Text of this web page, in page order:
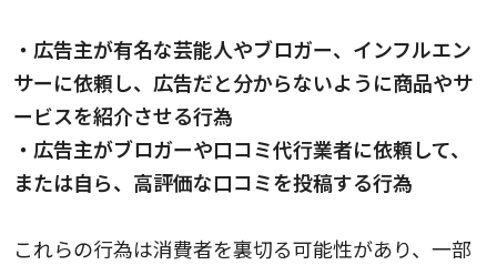
・広告主が有名な芸能人やブロガー、インフルエン
サーに依頼し、広告だと分からないように商品やサ
ービスを紹介させる行為
・広告主がブロガーや口コミ代行業者に依頼して、
または自ら、高評価な口コミを投稿する行為
これらの行為は消費者を裏切る可能性があり、一部